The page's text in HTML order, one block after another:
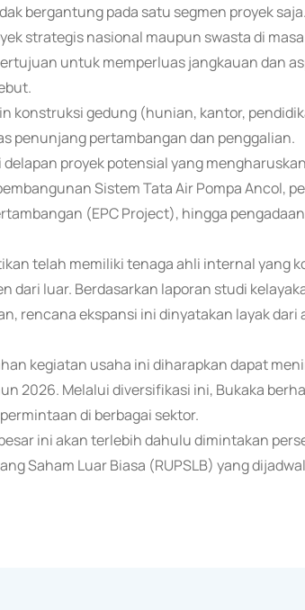
bergantung pada satu segmen proyek
strategis nasional maupun swasta di
untuk memperluas jangkauan dan
konstruksi gedung (hunian, kantor,
penunjang pertambangan dan penggalian.
proyek potensial yang
Sistem Tata Air Pompa Ancol,
(EPC Project), hingga
telah memiliki tenaga ahli internal yang
luar. Berdasarkan laporan studi
rencana ekspansi ini dinyatakan layak dari
kegiatan usaha ini diharapkan dapat
2026. Melalui diversifikasi ini, Bukaka
di berbagai sektor.
ini akan terlebih dahulu dimintakan
Saham Luar Biasa (RUPSLB) yang